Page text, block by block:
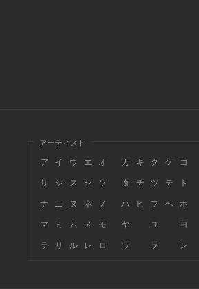
アーティスト
ア イ ウ エ オ カ キ ク ケ コ
サ シ ス セ ソ タ チ ツ テ ト
ナ ニ ヌ ネ ノ ハ ヒ フ へ ホ
マ ミ ム メ モ ヤ ユ ヨ
ラ リ ル レ ロ ワ ヲ ン